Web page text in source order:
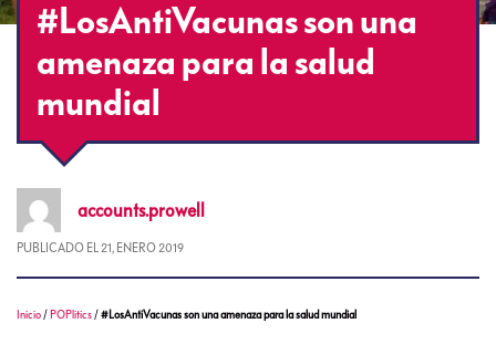
#LosAntiVacunas son una
amenaza para la salud
mundial
accounts.prowell
PUBLICADO EL 21, ENERO 2019
Inicio / POPlitics /#LosAntiVacunas son una amenaza para la salud mundial